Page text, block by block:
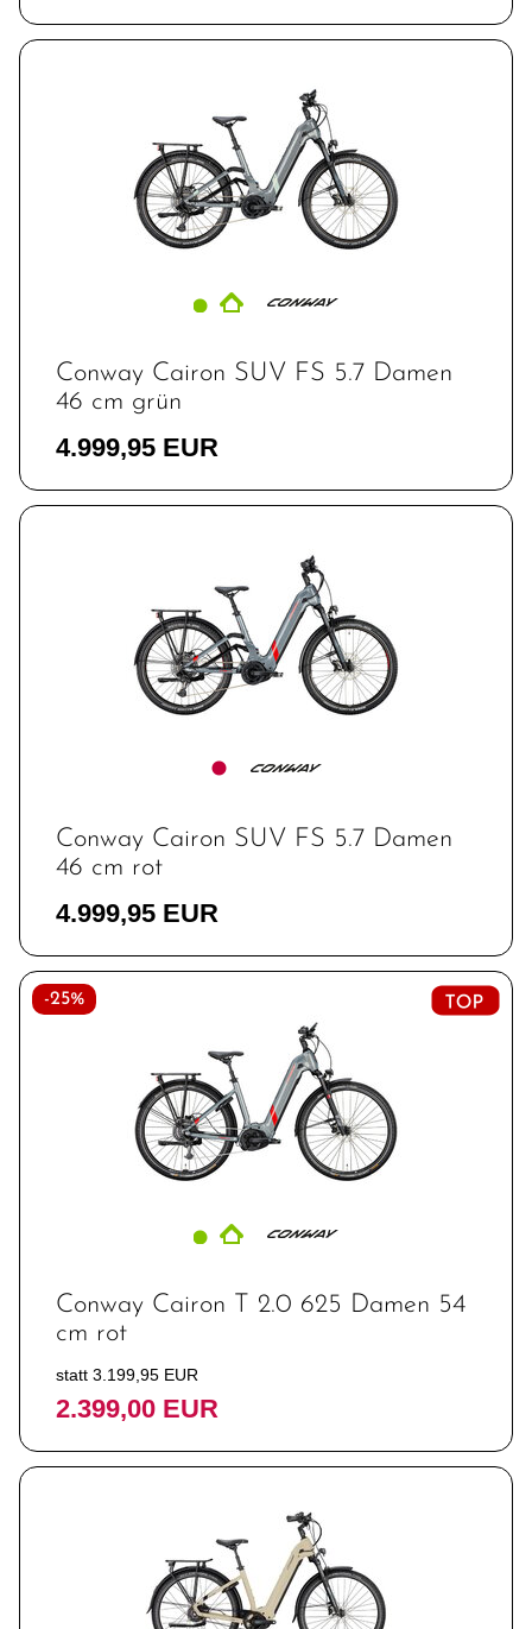
Conway Cairon SUV FS 5.7 Damen
46 cm grün
4.999,95 EUR
Conway Cairon SUV FS 5.7 Damen
46 cm rot
4.999,95 EUR
-25%
Conway Cairon T 2.0 625 Damen 54
cm rot
statt 3.199,95 EUR
2.399,00 EUR